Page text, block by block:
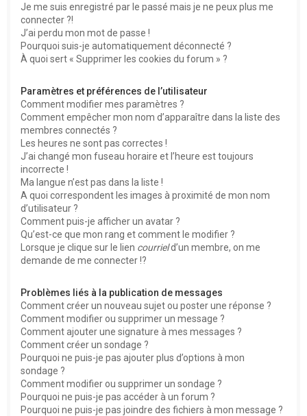
Je me suis enregistré par le passé mais je ne peux plus me
connecter ?!
J’ai perdu mon mot de passe !
Pourquoi suis-je automatiquement déconnecté ?
À quoi sert « Supprimer les cookies du forum » ?
Paramètres et préférences de l’utilisateur
Comment modifier mes paramètres ?
Comment empêcher mon nom d’apparaître dans la liste des
membres connectés ?
Les heures ne sont pas correctes !
J’ai changé mon fuseau horaire et l’heure est toujours
incorrecte !
Ma langue n’est pas dans la liste !
A quoi correspondent les images à proximité de mon nom
d’utilisateur ?
Comment puis-je afficher un avatar ?
Qu’est-ce que mon rang et comment le modifier ?
Lorsque je clique sur le lien courrield’un membre, on me
demande de me connecter !?
Problèmes liés à la publication de messages
Comment créer un nouveau sujet ou poster une réponse ?
Comment modifier ou supprimer un message ?
Comment ajouter une signature à mes messages ?
Comment créer un sondage ?
Pourquoi ne puis-je pas ajouter plus d’options à mon
sondage ?
Comment modifier ou supprimer un sondage ?
Pourquoi ne puis-je pas accéder à un forum ?
Pourquoi ne puis-je pas joindre des fichiers à mon message ?